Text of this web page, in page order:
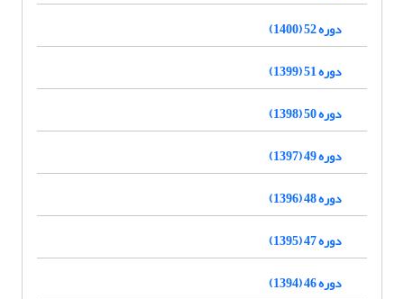
دوره 52 (1400)
دوره 51 (1399)
دوره 50 (1398)
دوره 49 (1397)
دوره 48 (1396)
دوره 47 (1395)
دوره 46 (1394)